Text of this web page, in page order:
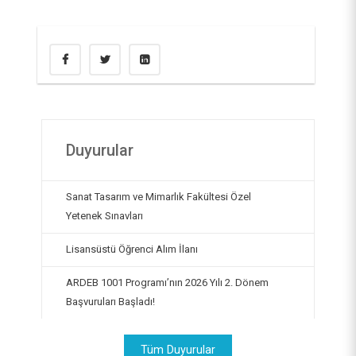
Sıfır Atık Yönetimi Koordinatörlüğü
Duyurular
Sanat Tasarım ve Mimarlık Fakültesi Özel
Yetenek Sınavları
Lisansüstü Öğrenci Alım İlanı
ARDEB 1001 Programı’nın 2026 Yılı 2. Dönem
Başvuruları Başladı!
Tüm Duyurular